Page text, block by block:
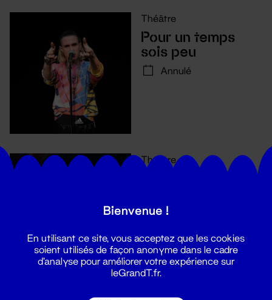
Théâtre
Pour un temps
sois peu
Annulé
Théâtre
Comment avouer
on ne sait pas le
mot pour le dire ?
19 - 22 nov. 2024
Bienvenue !
En utilisant ce site, vous acceptez que les cookies
soient utilisés de façon anonyme dans le cadre
d'analyse pour améliorer votre expérience sur
leGrandT.fr.